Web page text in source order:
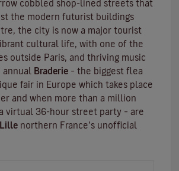
cobbled shop-lined streets that
the modern futurist buildings
the city is now a major tourist
cultural life, with one of the
outside Paris, and thriving music
annual Braderie – the biggest flea
fair in Europe which takes place
and when more than a million
virtual 36-hour street party – are
Lille northern France’s unofficial